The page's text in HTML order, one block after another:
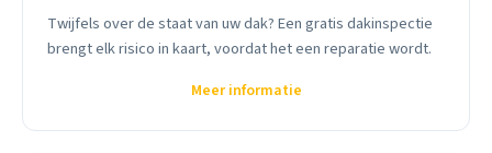
Twijfels over de staat van uw dak? Een gratis dakinspectie
brengt elk risico in kaart, voordat het een reparatie wordt.
Meer informatie